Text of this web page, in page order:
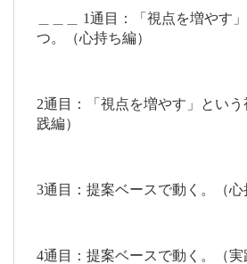
1通目：「視点を増やす
つ。（心持ち編）
2通目：「視点を増やす」とい
践編）
3通目：提案ベースで動く。（心
4通目：提案ベースで動く。（実